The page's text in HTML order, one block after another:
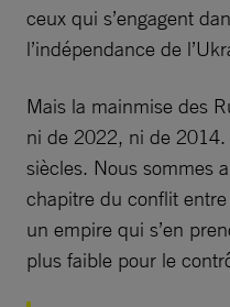
ceux qui s’engagent
l’indépendance de
Mais la mainmise des
ni de 2022, ni de
siècles. Nous sommes
chapitre du conflit
un empire qui s’en
plus faible pour le